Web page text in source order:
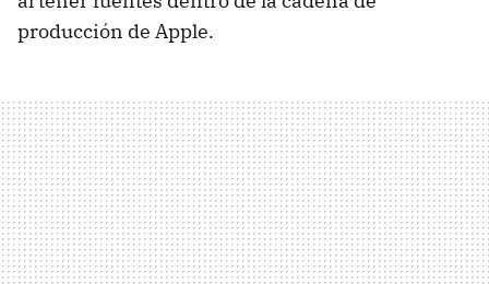
producción de Apple.